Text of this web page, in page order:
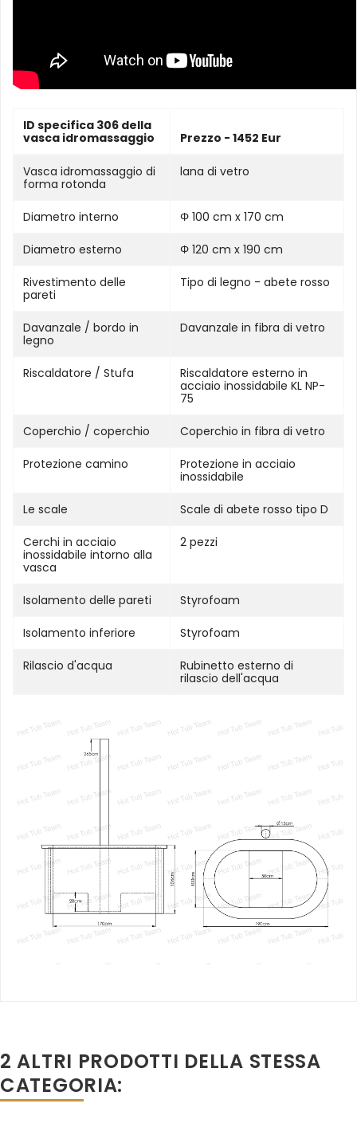
ID specifica 306 della
vasca idromassaggio
Prezzo - 1452 Eur
Vasca idromassaggio di
forma rotonda
lana di vetro
Diametro interno Φ 100 cm x 170 cm
Diametro esterno Φ 120 cm x 190 cm
Rivestimento delle
pareti
Tipo di legno - abete rosso
Davanzale / bordo in
legno
Davanzale in fibra di vetro
Riscaldatore / Stufa
Riscaldatore esterno in
acciaio inossidabile KL NP-
75
Coperchio / coperchio Coperchio in fibra di vetro
Protezione camino
Protezione in acciaio
inossidabile
Le scale Scale di abete rosso tipo D
Cerchi in acciaio
inossidabile intorno alla
vasca
2 pezzi
Isolamento delle pareti Styrofoam
Isolamento inferiore Styrofoam
Rilascio d'acqua
Rubinetto esterno di
rilascio dell'acqua
2 ALTRI PRODOTTI DELLA STESSA
CATEGORIA: